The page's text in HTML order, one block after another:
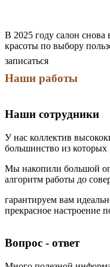
В 2025 году салон
красоты по выбору
записаться
Наши работы
Наши сотрудники
У нас коллектив
большинство из которых
Мы накопили большой
алгоритм работы до
гарантируем вам
прекрасное настроение
Вопрос - ответ